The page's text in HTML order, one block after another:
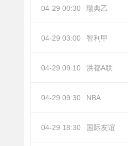
04-29 00:30 瑞典乙
04-29 03:00 智利甲
04-29 09:10 洪都A联
04-29 09:30 NBA
04-29 18:30 国际友谊